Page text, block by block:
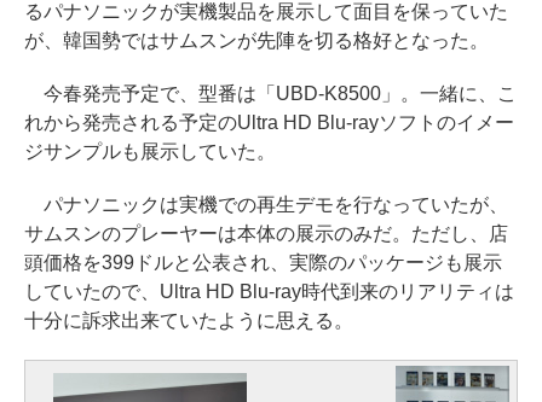
るパナソニックが実機製品を展示して面目を保っていた
が、韓国勢ではサムスンが先陣を切る格好となった。
今春発売予定で、型番は「UBD-K8500」。一緒に、こ
れから発売される予定のUltra HD Blu-rayソフトのイメー
ジサンプルも展示していた。
パナソニックは実機での再生デモを行なっていたが、
サムスンのプレーヤーは本体の展示のみだ。ただし、店
頭価格を399ドルと公表され、実際のパッケージも展示
していたので、Ultra HD Blu-ray時代到来のリアリティは
十分に訴求出来ていたように思える。